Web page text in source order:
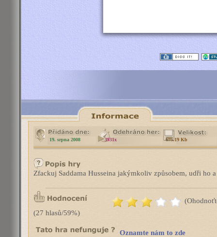
19. srpna 2008 3931x 675.19 Kb
Zfackuj Saddama Husseina jakýmkoliv způsobem, udři ho
(27 hlasů/59%)
Oznamte nám to zde